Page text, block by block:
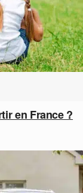
en France ?